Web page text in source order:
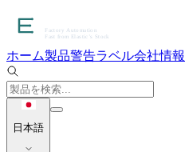
ホーム製品警告ラベル会社情報
日本語